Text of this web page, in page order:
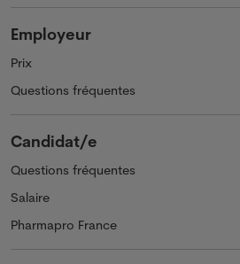
Employeur
Prix
Questions fréquentes
Candidat/e
Questions fréquentes
Salaire
Pharmapro France